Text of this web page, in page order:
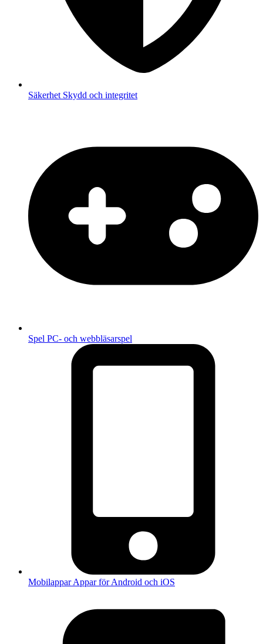
Säkerhet Skydd och integritet
Spel PC- och webbläsarspel
MobilapparAppar för Android och iOS